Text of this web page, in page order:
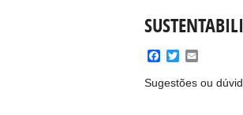
Facebook
Twitter
Sugestões ou